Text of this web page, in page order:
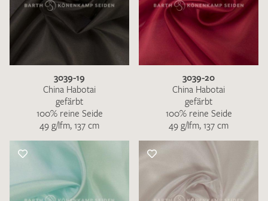
3039-19
China Habotai
gefärbt
100% reine Seide
49 g/lfm, 137 cm
3039-20
China Habotai
gefärbt
100% reine Seide
49 g/lfm, 137 cm